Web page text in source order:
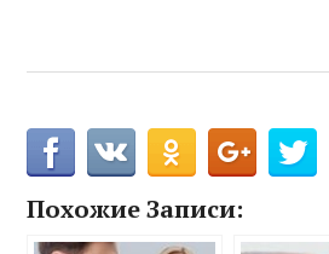
Похожие Записи: